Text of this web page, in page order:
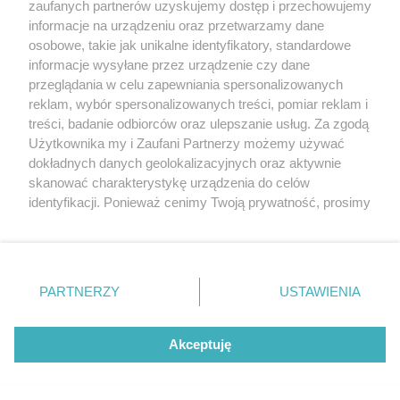
Sportowcy opanowali Dziwnów
POGODA
23℃
Zobacz prognozę na 3 dni
Copyright © 2022 Kurier Szczeciński sp. z o.o.
Wszelkie prawa zastrzeżone
Nota wydawnicza
Nota prawna
Polityka prywatności
Reklama
zaufanych partnerów uzyskujemy dostęp i przechowujemy
informacje na urządzeniu oraz przetwarzamy dane
osobowe, takie jak unikalne identyfikatory, standardowe
informacje wysyłane przez urządzenie czy dane
przeglądania w celu zapewniania spersonalizowanych
reklam, wybór spersonalizowanych treści, pomiar reklam i
treści, badanie odbiorców oraz ulepszanie usług. Za zgodą
Użytkownika my i Zaufani Partnerzy możemy używać
dokładnych danych geolokalizacyjnych oraz aktywnie
skanować charakterystykę urządzenia do celów
identyfikacji. Ponieważ cenimy Twoją prywatność, prosimy
prywatności znajdujący się w lewym dolnym rogu strony
. Niektóre rodzaje przetwarzania danych nie wymagają
takiemu przetwarzaniu. Preferencje będą miały
zastosowania tylko na tej witrynie.
PARTNERZY USTAWIENIA
Akceptuję